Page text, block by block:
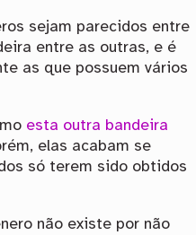
sejam parecidos entre
entre as outras, e é
as que possuem vários
esta outra bandeira
elas acabam se
só terem sido obtidos
não existe por não